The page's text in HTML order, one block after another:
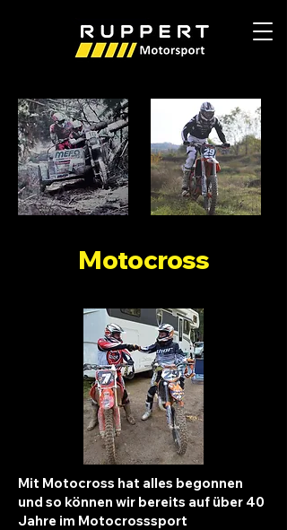
Motocross
Mit Motocross hat alles begonnen
und so können wir bereits auf über 40
Jahre im Motocrosssport